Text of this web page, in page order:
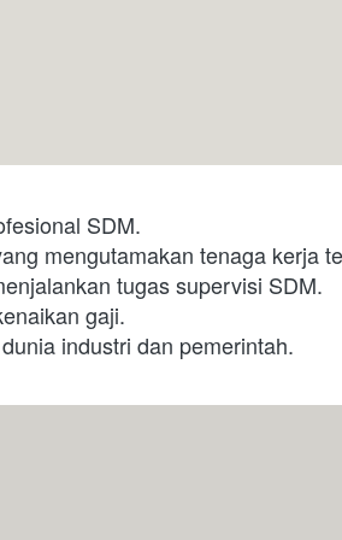
SDM.
mengutamakan tenaga kerja
tugas supervisi SDM.
gaji.
industri dan pemerintah.